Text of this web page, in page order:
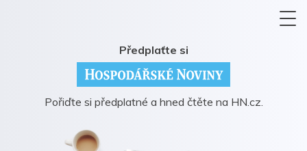
Předplaťte si
Pořiďte si předplatné a hned čtěte na HN.cz.